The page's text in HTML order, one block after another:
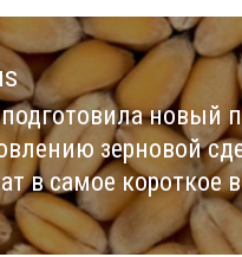
новый
зерновой
в самое короткое